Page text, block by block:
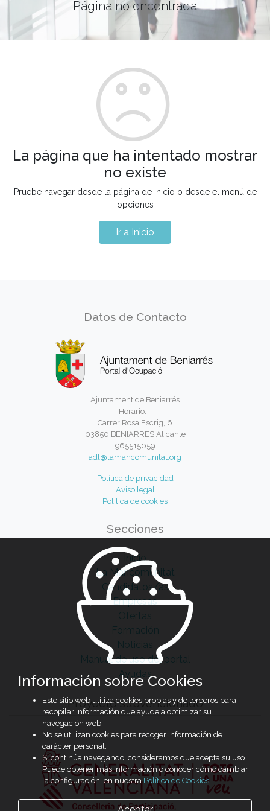
Página no encontrada
La página que ha intentado mostrar
no existe
Pruebe navegar desde la página de inicio o desde el menú de
opciones
Ir a Inicio
Datos de Contacto
Ajuntament de Beniarrés
Horario: -
Carrer Rosa Escrig, 6
03850 BENIARRES Alicante
965515059
adl@lamancomunitat.org
Política de privacidad
Aviso legal
Política de cookies
Secciones
Inicio
La Mancomunitat
Candidatos/as
Empresas
Ofertas
Formación
Noticias
Manual de uso del portal
Ayudas
Proyecto subvencionado
Información sobre Cookies
Este sitio web utiliza cookies propias y de terceros para
recopilar información que ayude a optimizar su
navegación web.
No se utilizan cookies para recoger información de
carácter personal.
Si continúa navegando, consideramos que acepta su uso.
Puede obtener más información o conocer cómo cambiar
la configuración, en nuestra Política de Cookies.